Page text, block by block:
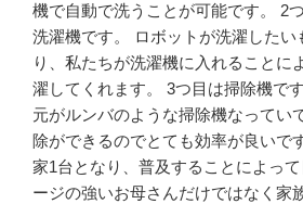
機で自動で洗うことが可能です。 2
洗濯機です。 ロボットが洗濯したい
り、私たちが洗濯機に入れることに
濯してくれます。 3つ目は掃除機で
元がルンバのような掃除機なってい
除ができるのでとても効率が良いで
家1台となり、普及することによっ
ージの強いお母さんだけではなく家